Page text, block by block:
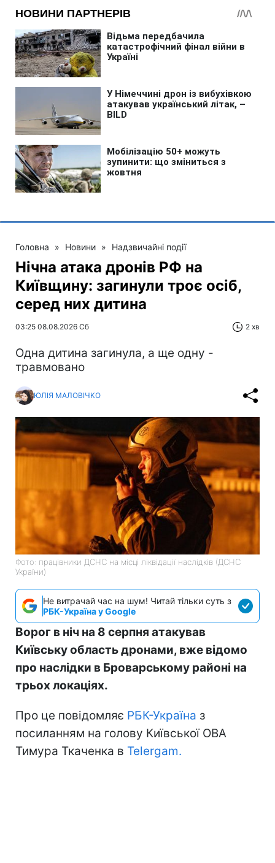
Головна » Новини » Надзвичайні події
Нічна атака дронів РФ на
Київщину: загинули троє осіб,
серед них дитина
03:25 08.08.2026 Сб 2 хв
Одна дитина загинула, а ще одну -
травмовано
ЮЛІЯ МАЛОВІЧКО
Фото: працівники ДСНС на місці ліквідації наслідків (ДСНС
України)
Не витрачай час на шум! Читай тільки суть з
РБК-Україна у Google
Ворог в ніч на 8 серпня атакував
Київську область дронами, вже відомо
про наслідки в Броварському районі на
трьох локаціях.
Про це повідомляє РБК-Україна з
посиланням на голову Київської ОВА
Тимура Ткаченка в Telergam.